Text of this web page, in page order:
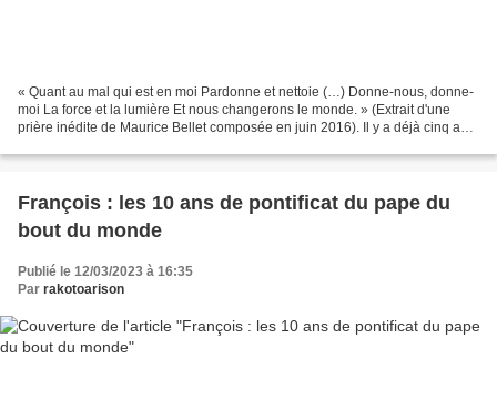
« Quant au mal qui est en moi Pardonne et nettoie (…) Donne-nous, donne-
moi La force et la lumière Et nous changerons le monde. » (Extrait d'une
prière inédite de Maurice Bellet composée en juin 2016). Il y a déjà cinq ans,
François : les 10 ans de pontificat du pape du
bout du monde
Publié le 12/03/2023 à 16:35
Par rakotoarison